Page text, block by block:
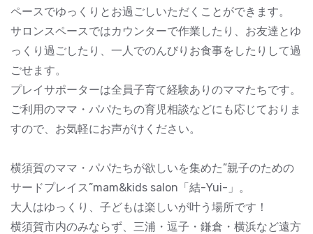
ペースでゆっくりとお過ごしいただくことができます。
サロンスペースではカウンターで作業したり、お友達とゆ
っくり過ごしたり、一人でのんびりお食事をしたりして過
ごせます。
プレイサポーターは全員子育て経験ありのママたちです。
ご利用のママ・パパたちの育児相談などにも応じておりま
すので、お気軽にお声がけください。
横須賀のママ・パパたちが欲しいを集めた”親子のための
サードプレイス”mam&kids salon「結-Yui-」。
大人はゆっくり、子どもは楽しいが叶う場所です！
横須賀市内のみならず、三浦・逗子・鎌倉・横浜など遠方